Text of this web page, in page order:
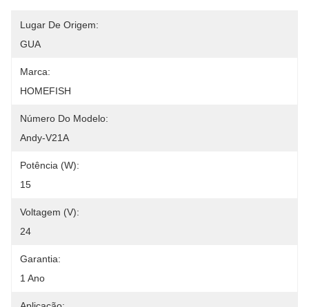
Lugar De Origem:
GUA
Marca:
HOMEFISH
Número Do Modelo:
Andy-V21A
Potência (W):
15
Voltagem (V):
24
Garantia:
1 Ano